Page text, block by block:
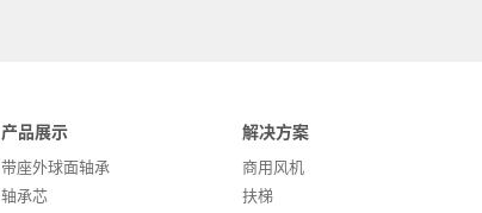
产品展示
带座外球面轴承
轴承芯
解决方案
商用风机
扶梯